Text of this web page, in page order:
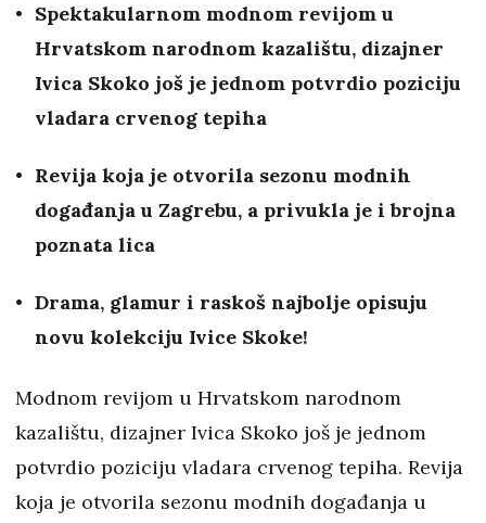
Spektakularnom modnom revijom u
Hrvatskom narodnom kazalištu, dizajner
Ivica Skoko još je jednom potvrdio poziciju
vladara crvenog tepiha
Revija koja je otvorila sezonu modnih
događanja u Zagrebu, a privukla je i brojna
poznata lica
Drama, glamur i raskoš najbolje opisuju
novu kolekciju Ivice Skoke!
Modnom revijom u Hrvatskom narodnom
kazalištu, dizajner Ivica Skoko još je jednom
potvrdio poziciju vladara crvenog tepiha. Revija
koja je otvorila sezonu modnih događanja u